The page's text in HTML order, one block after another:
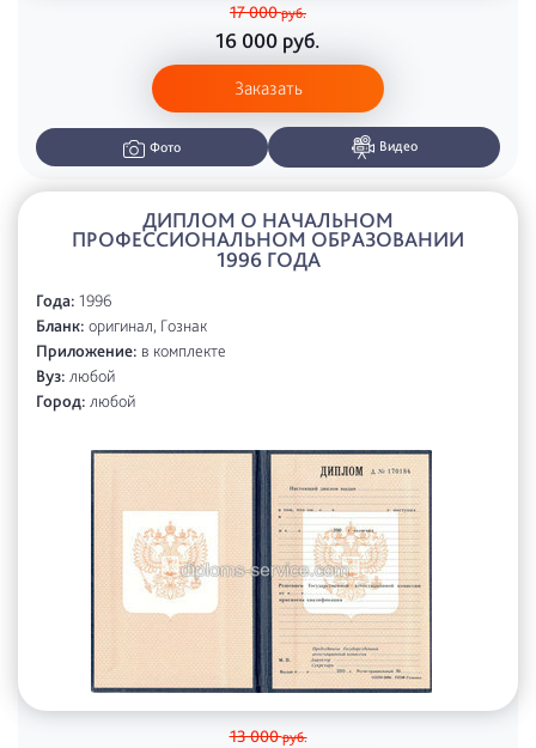
17 000руб.
16 000 руб.
Заказать
Фото Видео
ДИПЛОМ О НАЧАЛЬНОМ
ПРОФЕССИОНАЛЬНОМ ОБРАЗОВАНИИ
1996 ГОДА
Года: 1996
Бланк: оригинал, Гознак
Приложение: в комплекте
Вуз: любой
Город: любой
13 000руб.